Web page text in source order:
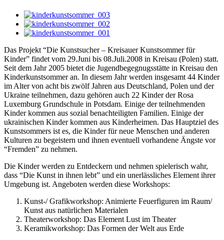
Das Projekt “Die Kunstsucher – Kreisauer Kunstsommer für
Kinder” findet vom 29.Juni bis 08.Juli.2008 in Kreisau (Polen) statt.
Seit dem Jahr 2005 bietet die Jugendbegegnugsstätte in Kreisau den
Kinderkunstsommer an. In diesem Jahr werden insgesamt 44 Kinder
im Alter von acht bis zwölf Jahren aus Deutschland, Polen und der
Ukraine teilnehmen, dazu gehören auch 22 Kinder der Rosa
Luxemburg Grundschule in Potsdam. Einige der teilnehmenden
Kinder kommen aus sozial benachteiligten Familien. Einige der
ukrainischen Kinder kommen aus Kinderheimen. Das Hauptziel des
Kunstsommers ist es, die Kinder für neue Menschen und anderen
Kulturen zu begeistern und ihnen eventuell vorhandene Ängste vor
“Fremden” zu nehmen.
Die Kinder werden zu Entdeckern und nehmen spielerisch wahr,
dass “Die Kunst in ihnen lebt” und ein unerlässliches Element ihrer
Umgebung ist. Angeboten werden diese Workshops:
Kunst-/ Grafikworkshop: Animierte Feuerfiguren im Raum/
Kunst aus natürlichen Materialen
Theaterworkshop: Das Element Lust im Theater
Keramikworkshop: Das Formen der Welt aus Erde